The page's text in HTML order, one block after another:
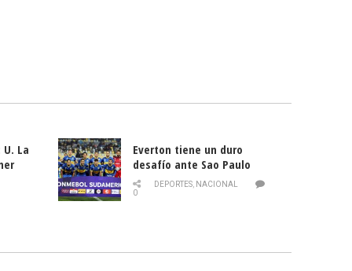
La
Everton tiene un duro
desafío ante Sao Paulo
DEPORTES, NACIONAL
0